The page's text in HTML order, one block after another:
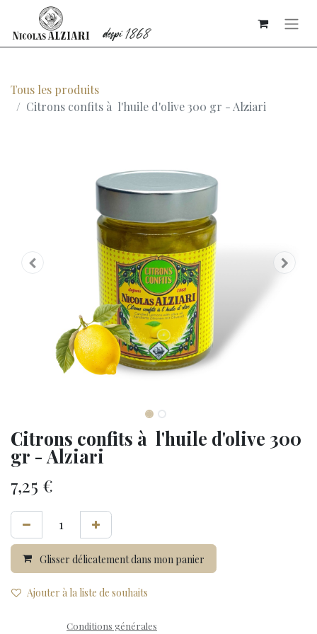
Tous les produits
Citrons confits à l'huile d'olive 300 gr - Alziari
Citrons confits à l'huile d'olive 300
gr - Alziari
7,25 €
Glisser délicatement dans mon panier
Ajouter à la liste de souhaits
Conditions générales